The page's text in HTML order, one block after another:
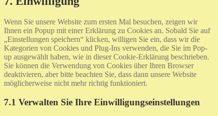
to
verschiedenes
Wenn Sie unsere Website zum ersten Mal besuchen, zeigen wir
Ihnen ein Popup mit einer Erklärung zu Cookies an. Sobald Sie auf
„Einstellungen speichern“ klicken, willigen Sie ein, dass wir die
Kategorien von Cookies und Plug-Ins verwenden, die Sie im Pop-
up ausgewählt haben, wie in dieser Cookie-Erklärung beschrieben.
Sie können die Verwendung von Cookies über Ihren Browser
deaktivieren, aber bitte beachten Sie, dass dann unsere Website
möglicherweise nicht mehr richtig funktioniert.
7.1 Verwalten Sie Ihre Einwilligungseinstellungen